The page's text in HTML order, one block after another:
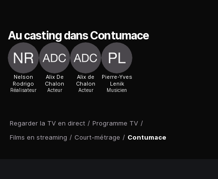
Regarder la TV en direct / Programme TV /
Films en streaming / Court-métrage / Contumace
Au casting dans Contumace
Nelson
Rodrigo
Réalisateur
Alix De
Chalon
Acteur
Alix de
Chalon
Acteur
Pierre-Yves
Lenik
Musicien